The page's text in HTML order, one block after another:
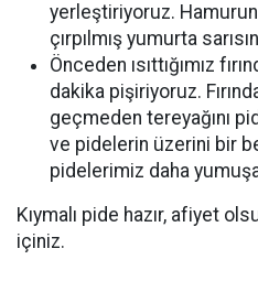
yerleştiriyoruz. Hamurun
çırpılmış yumurta
Önceden ısıttığımız
dakika pişiriyoruz.
geçmeden tereyağını
ve pidelerin üzerini bir
pidelerimiz daha
Kıymalı pide hazır, afiyet
içiniz.